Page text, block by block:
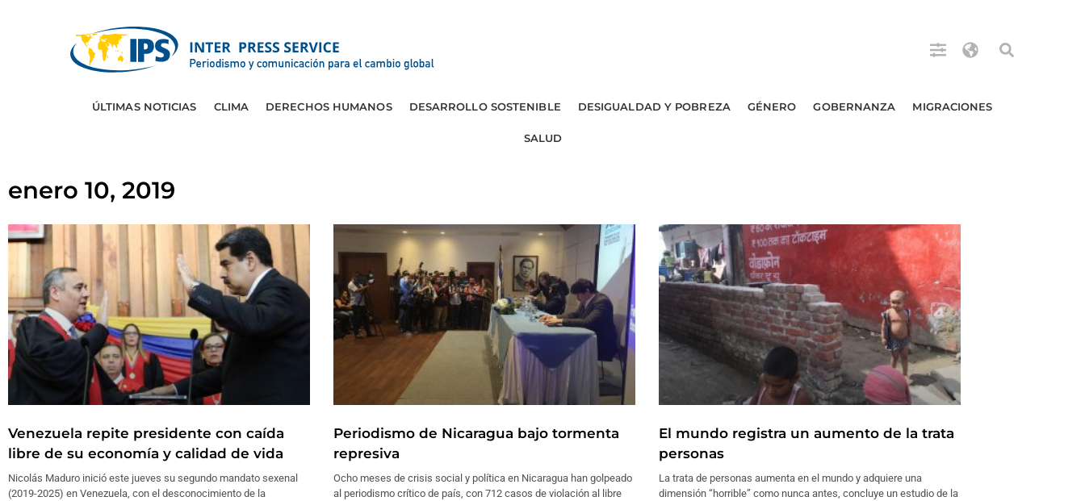
ÚLTIMAS NOTICIAS CLIMA DERECHOS HUMANOS DESARROLLO SOSTENIBLE DESIGUALDAD Y POBREZA GÉNERO GOBERNANZA MIGRACIONES
SALUD
enero 10, 2019
Venezuela repite presidente con caída
libre de su economía y calidad de vida
Nicolás Maduro inició este jueves su segundo mandato sexenal
(2019-2025) en Venezuela, con el desconocimiento de la
Periodismo de Nicaragua bajo tormenta
represiva
Ocho meses de crisis social y política en Nicaragua han golpeado
al periodismo crítico de país, con 712 casos de violación al libre
El mundo registra un aumento de la trata
personas
La trata de personas aumenta en el mundo y adquiere una
dimensión “horrible” como nunca antes, concluye un estudio de la